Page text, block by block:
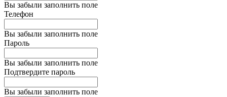
Вы забыли заполнить поле
Телефон
Вы забыли заполнить поле
Пароль
Вы забыли заполнить поле
Подтвердите пароль
Вы забыли заполнить поле